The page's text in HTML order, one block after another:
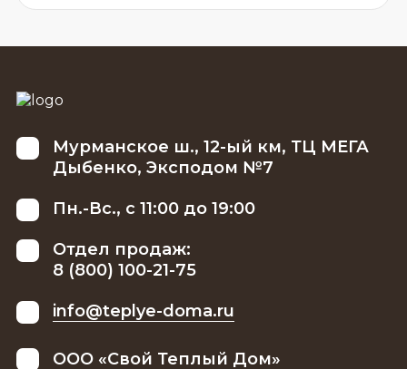
Мурманское ш., 12-ый км, ТЦ МЕГА
Дыбенко, Эксподом №7
Пн.-Вс., с 11:00 до 19:00
Отдел продаж:
8 (800) 100-21-75
info@teplye-doma.ru
ООО «Свой Теплый Дом»